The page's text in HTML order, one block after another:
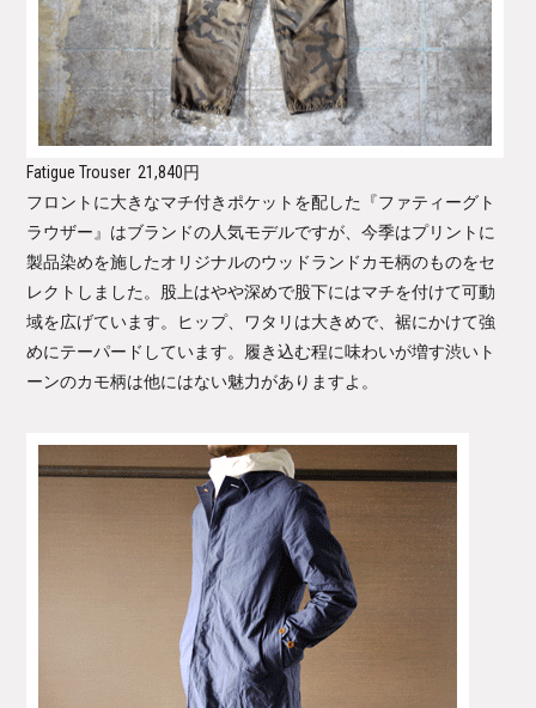
Fatigue Trouser 21,840円
フロントに大きなマチ付きポケットを配した『ファティーグト
ラウザー』はブランドの人気モデルですが、今季はプリントに
製品染めを施したオリジナルのウッドランドカモ柄のものをセ
レクトしました。股上はやや深めで股下にはマチを付けて可動
域を広げています。ヒップ、ワタリは大きめで、裾にかけて強
めにテーパードしています。履き込む程に味わいが増す渋いト
ーンのカモ柄は他にはない魅力がありますよ。